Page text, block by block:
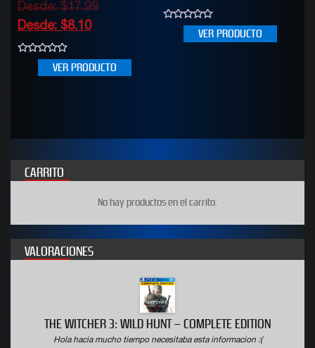
Desde:$17.99
Desde: $8.10
VER PRODUCTO
VER PRODUCTO
CARRITO
No hay productos en el carrito.
VALORACIONES
THE WITCHER 3: WILD HUNT – COMPLETE EDITION
Hola hacia mucho tiempo necesitaba esta informacion :(